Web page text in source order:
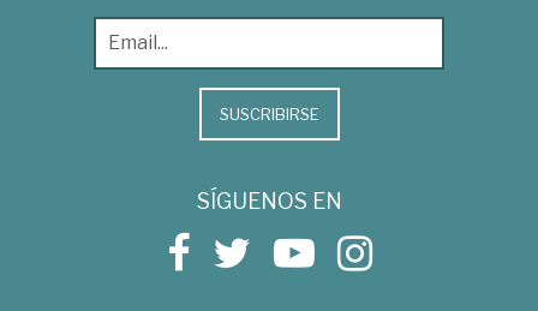
SUSCRIBIRSE
SÍGUENOS EN